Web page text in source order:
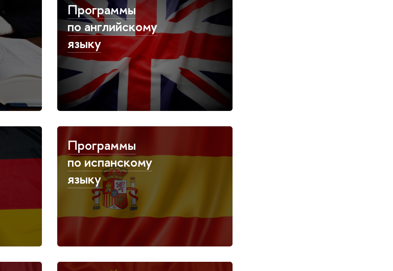
Программы
по английскому
языку
Программы
по испанскому
языку